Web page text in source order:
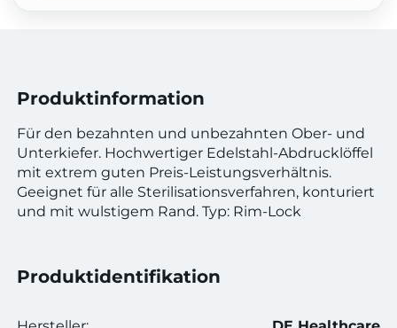
Produktinformation
Für den bezahnten und unbezahnten Ober- und
Unterkiefer. Hochwertiger Edelstahl-Abdrucklöffel
mit extrem guten Preis-Leistungsverhältnis.
Geeignet für alle Sterilisationsverfahren, konturiert
und mit wulstigem Rand. Typ: Rim-Lock
Produktidentifikation